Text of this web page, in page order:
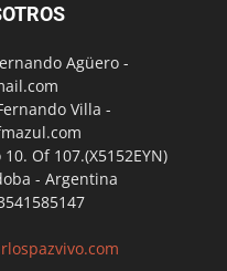
Agüero -
Villa -
Of 107.(X5152EYN)
- Argentina